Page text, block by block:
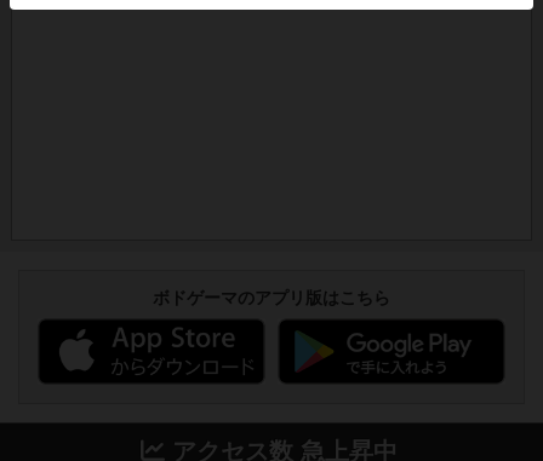
ボドゲーマのアプリ版はこちら
アクセス数 急上昇中